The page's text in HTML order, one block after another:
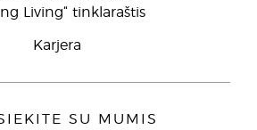
Living“ tinklaraštis
Karjera
SU MUMIS